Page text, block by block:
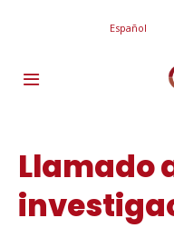
Español
Llamado